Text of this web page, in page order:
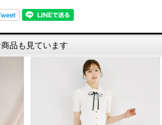
品も見ています